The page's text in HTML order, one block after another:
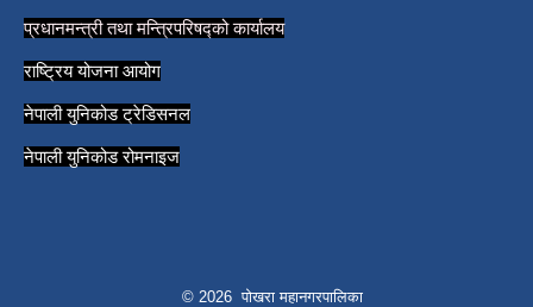
प्रधानमन्त्री तथा मन्त्रिपरिषद्को कार्यालय
राष्ट्रिय योजना आयोग
नेपाली युनिकोड ट्रेडिसनल
नेपाली युनिकोड रोमनाइज
© 2026 पोखरा महानगरपालिका